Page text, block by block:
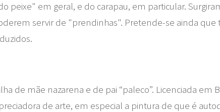
peixe" em geral, e do carapau, em particular.
servir de "prendinhas". Pretende-se ainda que
de mãe nazarena e de pai “paleco”. Licenciada
de arte, em especial a pintura de que é